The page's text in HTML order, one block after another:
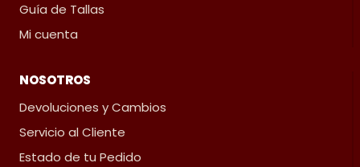
Guía de Tallas
Mi cuenta
NOSOTROS
Devoluciones y Cambios
Servicio al Cliente
Estado de tu Pedido